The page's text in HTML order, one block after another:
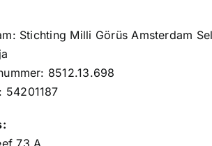
Stichting Milli Görüs Amsterdam
8512.13.698
54201187
73 A